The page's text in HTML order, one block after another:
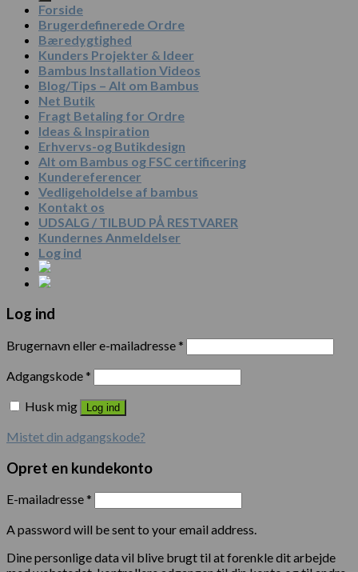
Forside
Brugerdefinerede Ordre
Bæredygtighed
Kunders Projekter & Ideer
Bambus Installation Videos
Blog/Tips – Alt om Bambus
Net Butik
Fragt Betaling for Ordre
Ideas & Inspiration
Erhvervs-og Butikdesign
Alt om Bambus og FSC certificering
Kundereferencer
Vedligeholdelse af bambus
Kontakt os
UDSALG / TILBUD PÅ RESTVARER
Kundernes Anmeldelser
Log ind
Log ind
Brugernavn eller e-mailadresse*
Adgangskode*
Husk mig
Log ind
Mistet din adgangskode?
Opret en kundekonto
E-mailadresse*
A password will be sent to your email address.
Dine personlige data vil blive brugt til at forenkle dit arbejde